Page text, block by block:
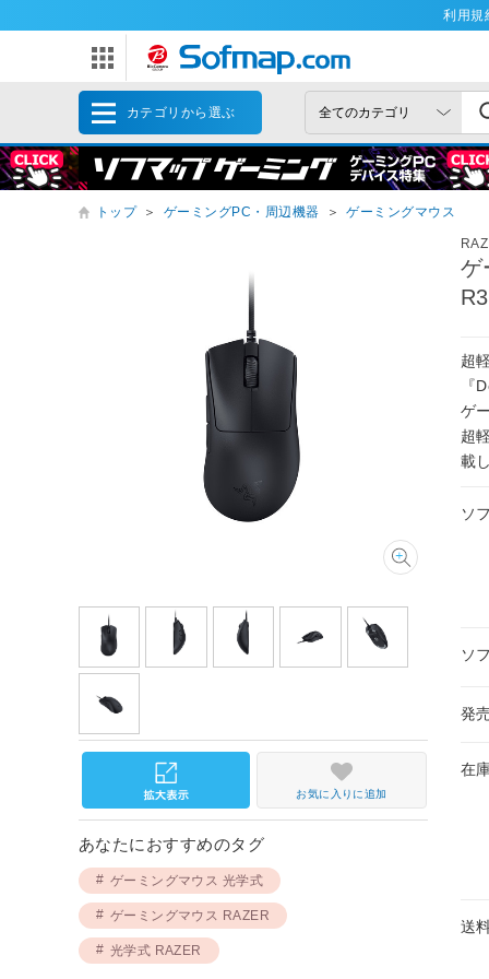
利用規
カテゴリから選ぶ
トップ ＞ ゲーミングPC・周辺機器 ＞ ゲーミングマウス
ゲ
超
『
ゲ
超
載
ソ
ソ
発
在
送
お気に入りに追加
あなたにおすすめのタグ
ゲーミングマウス 光学式
ゲーミングマウス RAZER
光学式 RAZER